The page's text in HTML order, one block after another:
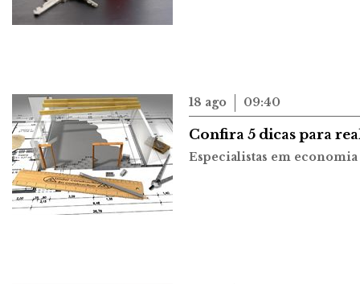
18 ago 09:40
Confira 5 dicas para
Especialistas em